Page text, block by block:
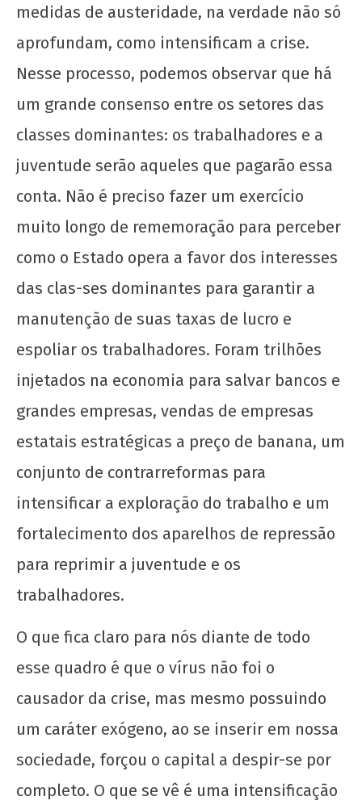
em Salvador?
30 de
de 2020
wp-
admin
Movimento Negro e o Estado: entre a
democracia e o 38, o que faz o negro?
30 de
outubro
de 2020
admin
Sobre a planificação do trabalho
outubro
de 2020
wp-
medidas de austeridade, na verdade não só
aprofundam, como intensificam a crise.
Nesse processo, podemos observar que há
um grande consenso entre os setores das
classes dominantes: os trabalhadores e a
juventude serão aqueles que pagarão essa
conta. Não é preciso fazer um exercício
muito longo de rememoração para perceber
como o Estado opera a favor dos interesses
das clas-ses dominantes para garantir a
manutenção de suas taxas de lucro e
espoliar os trabalhadores. Foram trilhões
injetados na economia para salvar bancos e
grandes empresas, vendas de empresas
estatais estratégicas a preço de banana, um
conjunto de contrarreformas para
intensificar a exploração do trabalho e um
fortalecimento dos aparelhos de repressão
para reprimir a juventude e os
trabalhadores.
O que fica claro para nós diante de todo
esse quadro é que o vírus não foi o
causador da crise, mas mesmo possuindo
um caráter exógeno, ao se inserir em nossa
sociedade, forçou o capital a despir-se por
completo. O que se vê é uma intensificação